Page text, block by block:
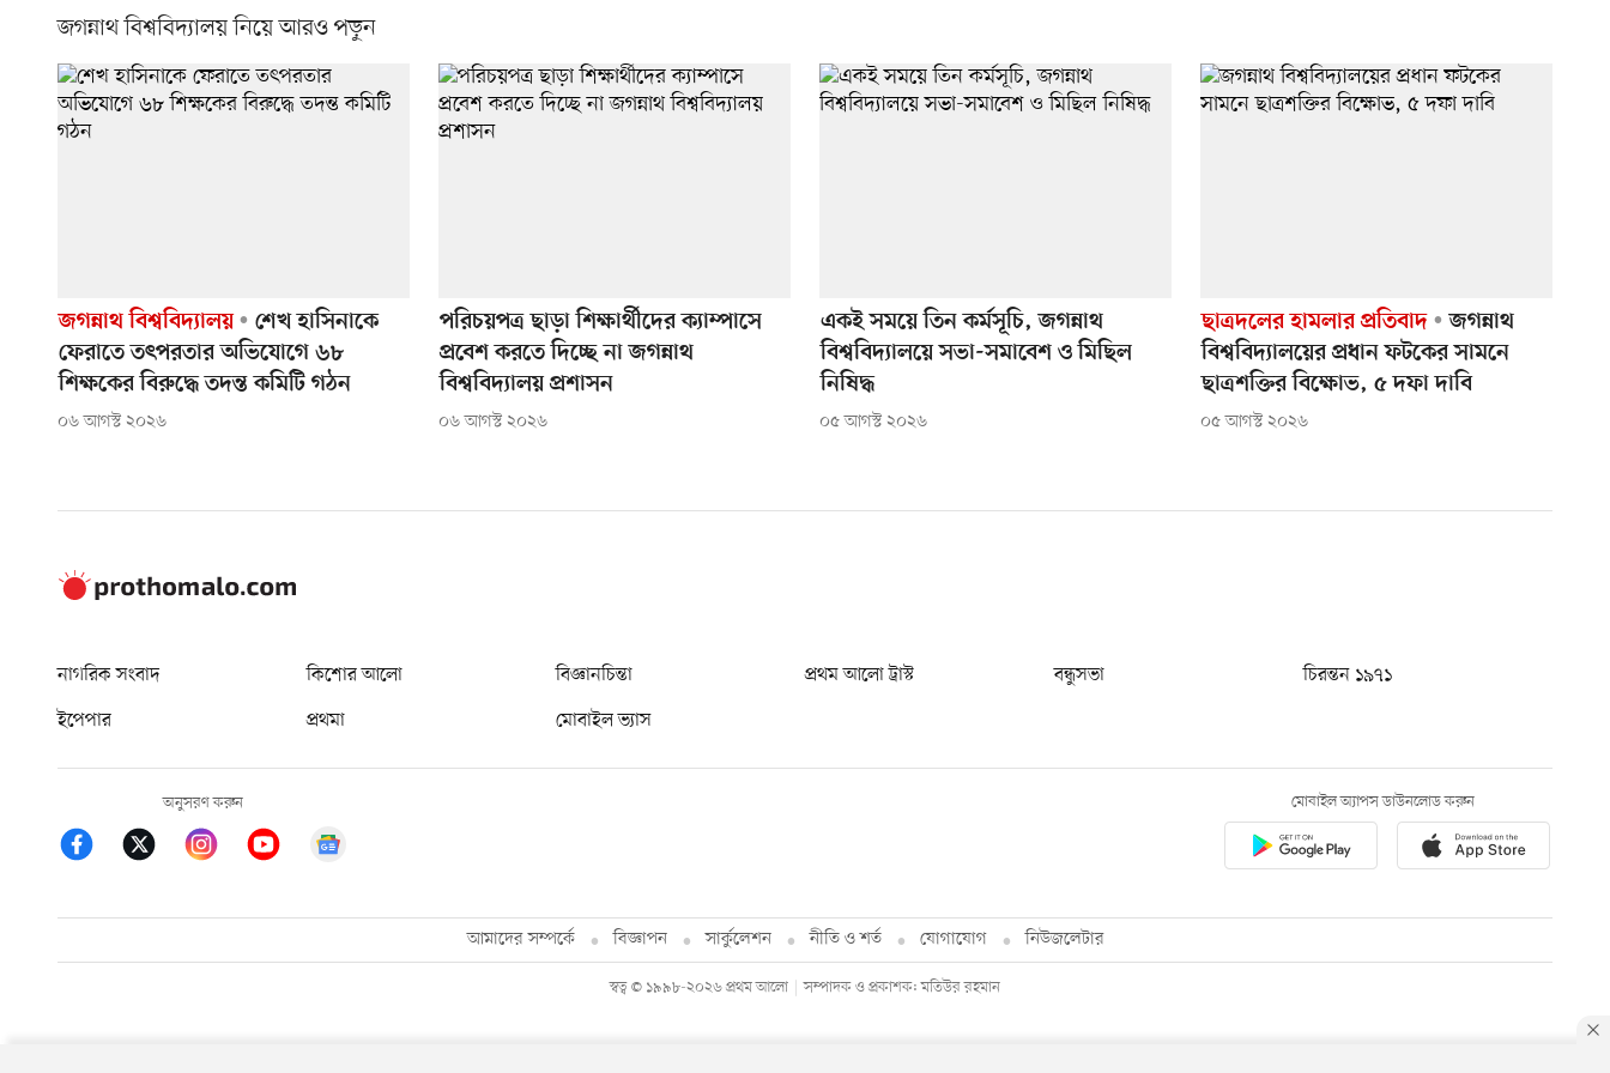
জগন্নাথ বিশ্ববিদ্যালয় নিয়ে আরও পড়ুন
জগন্নাথ বিশ্ববিদ্যালয়
শেখ হাসিনাকে
ফেরাতে তৎপরতার অভিযোগে ৬৮
শিক্ষকের বিরুদ্ধে তদন্ত কমিটি গঠন
০৬ আগস্ট ২০২৬
পরিচয়পত্র ছাড়া শিক্ষার্থীদের ক্যাম্পাসে
প্রবেশ করতে দিচ্ছে না জগন্নাথ
বিশ্ববিদ্যালয় প্রশাসন
০৬ আগস্ট ২০২৬
একই সময়ে তিন কর্মসূচি, জগন্নাথ
বিশ্ববিদ্যালয়ে সভা-সমাবেশ ও মিছিল
নিষিদ্ধ
০৫ আগস্ট ২০২৬
ছাত্রদলের হামলার প্রতিবাদ
জগন্নাথ
বিশ্ববিদ্যালয়ের প্রধান ফটকের সামনে
ছাত্রশক্তির বিক্ষোভ, ৫ দফা দাবি
০৫ আগস্ট ২০২৬
নাগরিক সংবাদ কিশোর আলো বিজ্ঞানচিন্তা প্রথম আলো ট্রাস্ট বন্ধুসভা
চিরন্তন ১৯৭১
ইপেপার
প্রথমা মোবাইল ভ্যাস
অনুসরণ করুন মোবাইল অ্যাপস ডাউনলোড করুন
আমাদের সম্পর্কে বিজ্ঞাপন সার্কুলেশন নীতি ও শর্ত যোগাযোগ নিউজলেটার
স্বত্ব © ১৯৯৮-২০২৬ প্রথম আলো সম্পাদক ও প্রকাশক: মতিউর রহমান